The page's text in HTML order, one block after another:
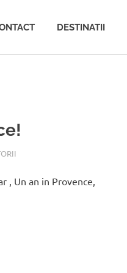
DESTINATII
, Un an in Provence,